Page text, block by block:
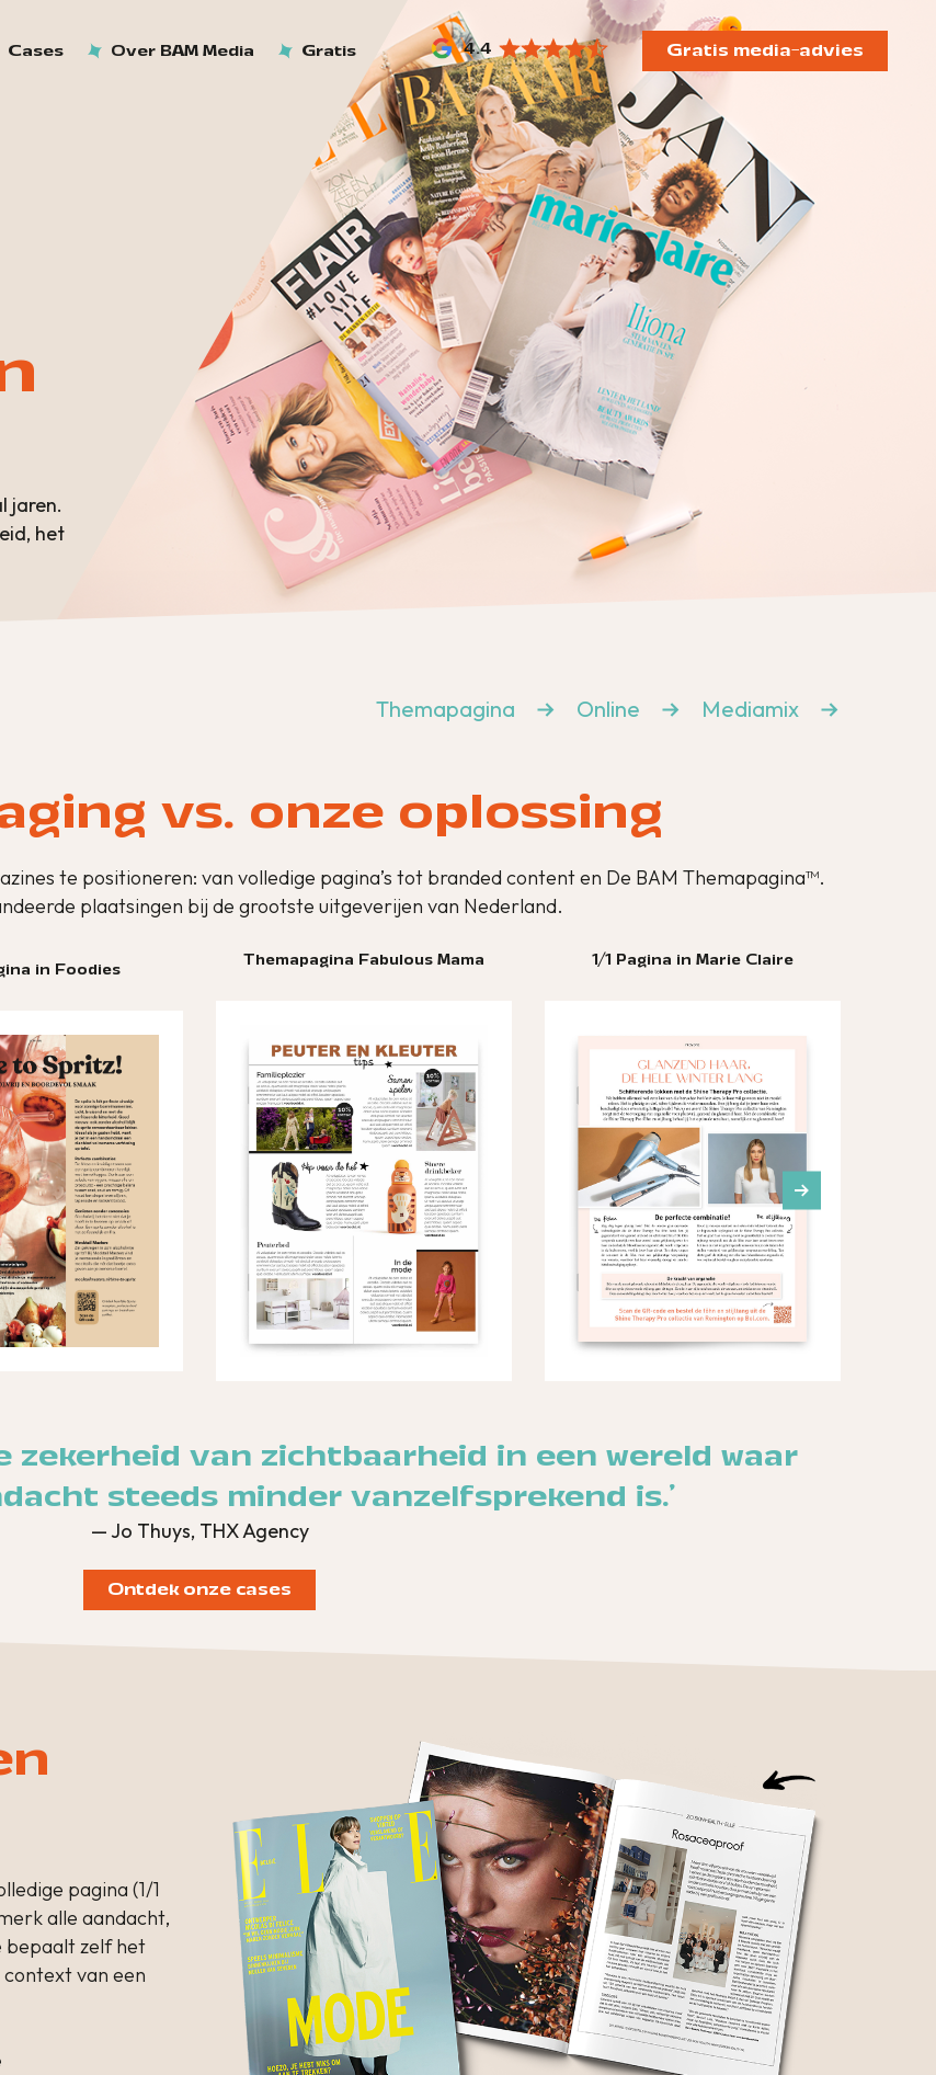
Cases Over BAM Media Gratis 4.4 Gratis media-advies
jaren.
het
Themapagina Online Mediamix
vs. onze oplossing
te positioneren: van volledige pagina’s tot branded content en De BAM Themapagina™.
plaatsingen bij de grootste uitgeverijen van Nederland.
in Foodies
Themapagina Fabulous Mama 1/1 Pagina in Marie Claire
zekerheid van zichtbaarheid in een wereld waar
steeds minder vanzelfsprekend is.'
— Jo Thuys, THX Agency
Ontdek onze cases
pagina (1/1
alle aandacht,
bepaalt zelf het
van een